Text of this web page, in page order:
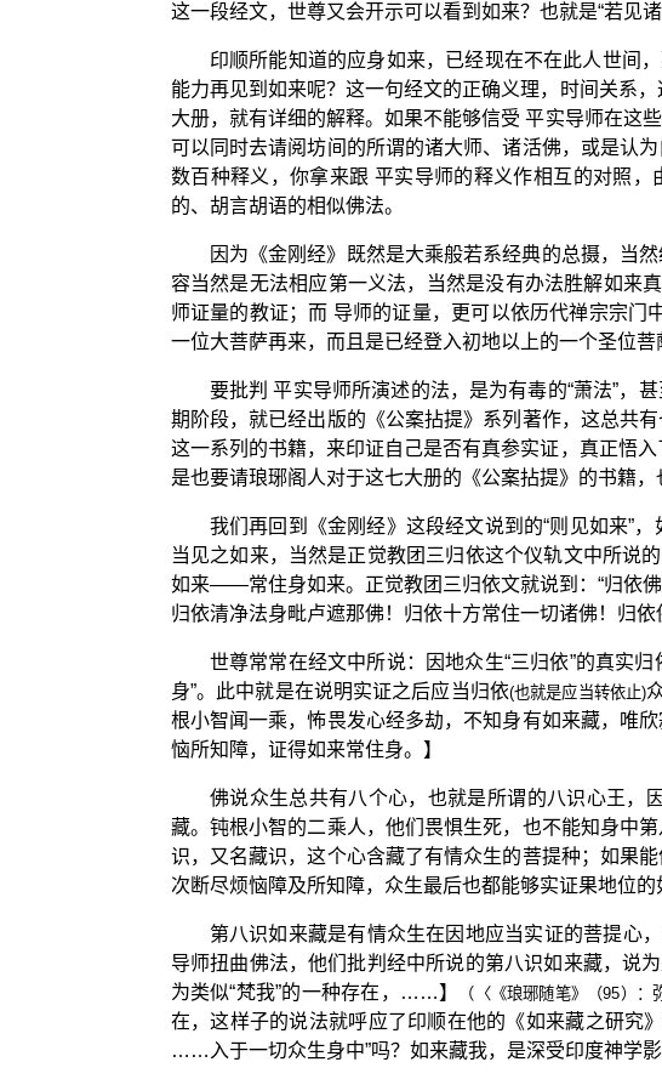
这一段经文，世尊又会开示可以看到如来？也就是“若见诸
印顺所能知道的应身如来，已经现在不在此人世间
能力再见到如来呢？这一句经文的正确义理，时间关系
大册，就有详细的解释。如果不能够信受 平实导师在这
可以同时去请阅坊间的所谓的诸大师、诸活佛，或是认
数百种释义，你拿来跟 平实导师的释义作相互的对照
的、胡言胡语的相似佛法。
因为《金刚经》既然是大乘般若系经典的总摄，当
容当然是无法相应第一义法，当然是没有办法胜解如来
师证量的教证；而 导师的证量，更可以依历代禅宗宗
一位大菩萨再来，而且是已经登入初地以上的一个圣位菩
要批判 平实导师所演述的法，是为有毒的“萧法”，
期阶段，就已经出版的《公案拈提》系列著作，这总共
这一系列的书籍，来印证自己是否有真参实证，真正悟
是也要请琅琊阁人对于这七大册的《公案拈提》的书籍
我们再回到《金刚经》这段经文说到的“则见如来”
当见之如来，当然是正觉教团三归依这个仪轨文中所说
如来——常住身如来。正觉教团三归依文就说到：“归依
归依清净法身毗卢遮那佛！归依十方常住一切诸佛！归依
世尊常常在经文中所说：因地众生“三归依”的真实
身”。此中就是在说明实证之后应当归依(也就是应当转依止)
根小智闻一乘，怖畏发心经多劫，不知身有如来藏，唯
恼所知障，证得如来常住身。】
佛说众生总共有八个心，也就是所谓的八识心王，
藏。钝根小智的二乘人，他们畏惧生死，也不能知身中
识，又名藏识，这个心含藏了有情众生的菩提种；如果
次断尽烦恼障及所知障，众生最后也都能够实证果地位
第八识如来藏是有情众生在因地应当实证的菩提心
导师扭曲佛法，他们批判经中所说的第八识如来藏，说
为类似“梵我”的一种存在，……】
（〈《琅琊随笔》（95）
在，这样子的说法就呼应了印顺在他的《如来藏之研究
……入于一切众生身中”吗？如来藏我，是深受印度神学影